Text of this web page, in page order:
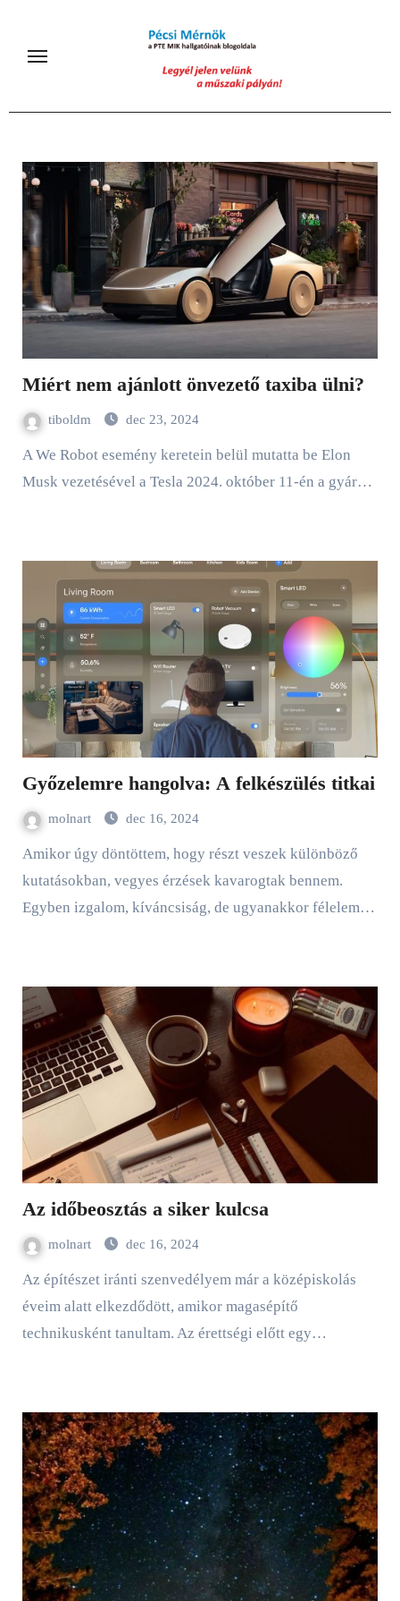
content
Miért nem ajánlott önvezető taxiba ülni?
tiboldm dec 23, 2024
A We Robot esemény keretein belül mutatta be Elon
Musk vezetésével a Tesla 2024. október 11-én a gyár…
Győzelemre hangolva: A felkészülés titkai
molnart dec 16, 2024
Amikor úgy döntöttem, hogy részt veszek különböző
kutatásokban, vegyes érzések kavarogtak bennem.
Egyben izgalom, kíváncsiság, de ugyanakkor félelem…
Az időbeosztás a siker kulcsa
molnart dec 16, 2024
Az építészet iránti szenvedélyem már a középiskolás
éveim alatt elkezdődött, amikor magasépítő
technikusként tanultam. Az érettségi előtt egy…